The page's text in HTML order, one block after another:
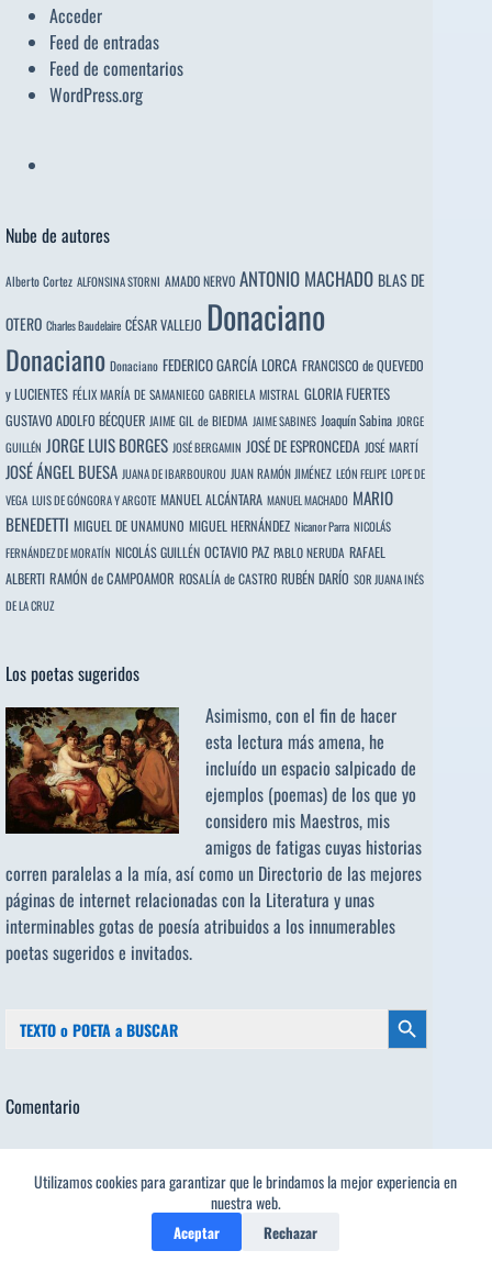
Utilizamos cookies para garantizar que le brindamos la mejor experiencia en
nuestra web.
Aceptar Rechazar
Acceder
Feed de entradas
Feed de comentarios
WordPress.org
Nube de autores
Alberto Cortez ALFONSINA STORNI AMADO NERVO ANTONIO MACHADO BLAS DE
OTERO Charles Baudelaire CÉSAR VALLEJO Donaciano
Donaciano Donaciano FEDERICO GARCÍA LORCA FRANCISCO de QUEVEDO
y LUCIENTES FÉLIX MARÍA DE SAMANIEGO GABRIELA MISTRAL GLORIA FUERTES
GUSTAVO ADOLFO BÉCQUER JAIME GIL de BIEDMA JAIME SABINES Joaquín Sabina JORGE
GUILLÉN JORGE LUIS BORGES JOSÉ BERGAMIN JOSÉ DE ESPRONCEDA JOSÉ MARTÍ
JOSÉ ÁNGEL BUESA JUANA DE IBARBOUROU JUAN RAMÓN JIMÉNEZ LEÓN FELIPE LOPE DE
VEGA LUIS DE GÓNGORA Y ARGOTE MANUEL ALCÁNTARA MANUEL MACHADO MARIO
BENEDETTI MIGUEL DE UNAMUNO MIGUEL HERNÁNDEZ Nicanor Parra NICOLÁS
FERNÁNDEZ DE MORATÍN NICOLÁS GUILLÉN OCTAVIO PAZ PABLO NERUDA RAFAEL
ALBERTI RAMÓN de CAMPOAMOR ROSALÍA de CASTRO RUBÉN DARÍO SOR JUANA INÉS
DE LA CRUZ
Los poetas sugeridos
Asimismo, con el fin de hacer
esta lectura más amena, he
incluído un espacio salpicado de
ejemplos (poemas) de los que yo
considero mis Maestros, mis
amigos de fatigas cuyas historias
corren paralelas a la mía, así como un Directorio de las mejores
páginas de internet relacionadas con la Literatura y unas
interminables gotas de poesía atribuidos a los innumerables
poetas sugeridose invitados.
Botón de búsqueda
Comentario